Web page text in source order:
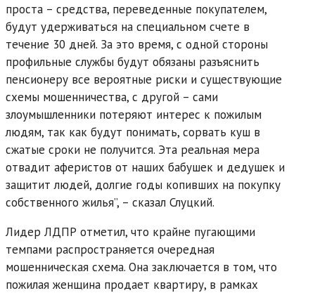
проста – средства, переведенные покупателем,
будут удерживаться на специальном счете в
течение 30 дней. За это время, с одной стороны
профильные службы будут обязаны разъяснить
пенсионеру все вероятные риски и существующие
схемы мошенничества, с другой – сами
злоумышленники потеряют интерес к пожилым
людям, так как будут понимать, сорвать куш в
сжатые сроки не получится. Эта реальная мера
отвадит аферистов от наших бабушек и дедушек и
защитит людей, долгие годы копивших на покупку
собственного жилья”, – сказал Слуцкий.
Лидер ЛДПР отметил, что крайне пугающими
темпами распространяется очередная
мошенническая схема. Она заключается в том, что
пожилая женщина продает квартиру, в рамках